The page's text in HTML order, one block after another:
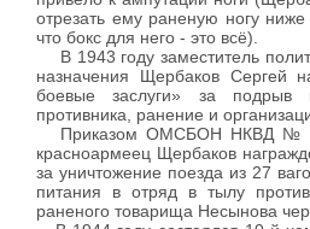
отрезать ему раненую ногу
что бокс для него - это всё).
В 1943 году заместитель
назначения Щербаков Сергей
боевые заслуги» за подрыв
противника, ранение и
Приказом ОМСБОН НКВД №
красноармеец Щербаков
за уничтожение поезда из 27
питания в отряд в тылу
раненого товарища Несынова